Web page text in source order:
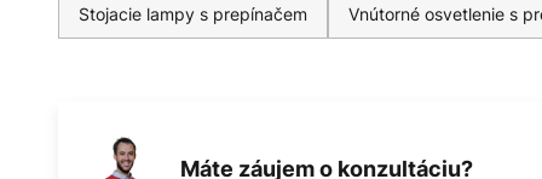
Stojacie lampy s prepínačem Vnútorné osvetlenie s
Máte záujem o konzultáciu?